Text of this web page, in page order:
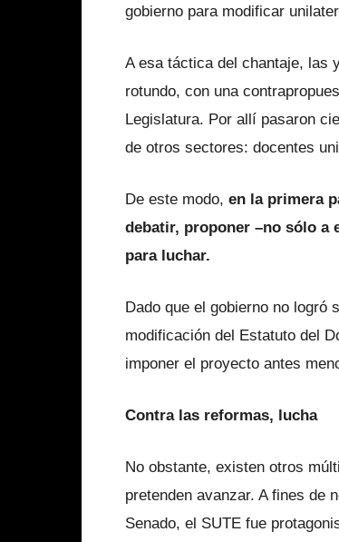
gobierno para modificar
A esa táctica del chantaje, las
rotundo, con una
Legislatura. Por allí pasaron
de otros sectores: docentes
De este modo, en la primera
debatir, proponer –no sólo a
para luchar.
Dado que el gobierno no logró
modificación del Estatuto del
imponer el proyecto antes
Contra las reformas, lucha
No obstante, existen otros
pretenden avanzar. A fines de
Senado, el SUTE fue